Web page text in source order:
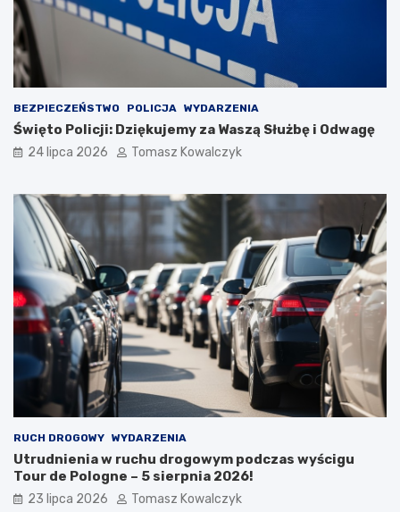
BEZPIECZEŃSTWO POLICJA WYDARZENIA
Święto Policji: Dziękujemy za Waszą Służbę i Odwagę
24 lipca 2026 Tomasz Kowalczyk
RUCH DROGOWY WYDARZENIA
Utrudnienia w ruchu drogowym podczas wyścigu
Tour de Pologne – 5 sierpnia 2026!
23 lipca 2026 Tomasz Kowalczyk